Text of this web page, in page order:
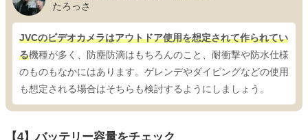
たろっさ
JVCのビデオカメラはアウトドア使用を想定されて作られてい
る機種が多く、防塵防滴はもちろんのこと、耐衝撃や防水仕様
のものもなかにはあります。ゲレンデやダイビングなどの使用
も想定される場合はそちらも検討するようにしましょう。
【4】バッテリー容量をチェック